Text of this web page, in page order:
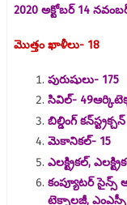
2020 అక్టోబర్ 14
మొత్తం ఖాళీలు- 18
పురుషులు- 175
సివిల్-
బిల్డింగ్
మెకానికల్- 15
ఎలక్ట్రికల్,
కంప్యూటర్ సైన్స్
టెక్నాలజీ, ఎంఎస్సీ